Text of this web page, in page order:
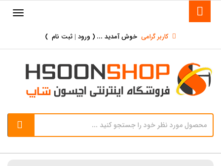
کاربر گرامی خوش آمدید ... ( ورود | ثبت نام )